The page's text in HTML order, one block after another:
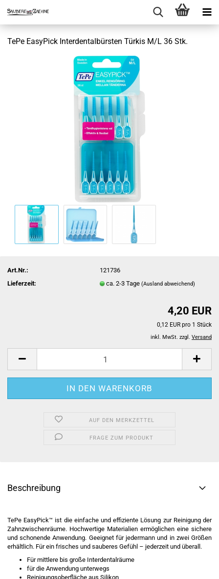
TePe EasyPick Interdentalbürsten Türkis M/L 36 Stk.
Art.Nr.:
121736
Lieferzeit:
ca. 2-3 Tage(Ausland abweichend)
4,20 EUR
0,12 EUR pro 1 Stück
inkl. MwSt. zzgl. Versand
AUF DEN MERKZETTEL
FRAGE ZUM PRODUKT
Beschreibung
TePe EasyPick™ ist die einfache und effiziente Lösung zur Reinigung der
Zahnzwischenräume. Hochwertige Materialien ermöglichen eine sichere
und schonende Anwendung. Geeignet für jedermann und in zwei Größen
erhältlich. Für ein frisches und sauberes Gefühl – jederzeit und überall.
Für mittlere bis große Interdentalräume
für die Anwendung unterwegs
Reinigungsoberfläche aus Silikon